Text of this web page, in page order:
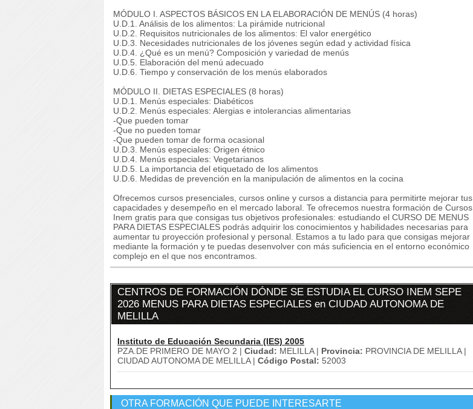
MÓDULO I. ASPECTOS BÁSICOS EN LA ELABORACIÓN DE MENÚS (4 horas)
U.D.1. Análisis de los alimentos: La pirámide nutricional
U.D.2. Requisitos nutricionales de los alimentos: El valor energético
U.D.3. Necesidades nutricionales de los jóvenes según edad y actividad física
U.D.4. ¿Qué es un menú? Composición y variedad de menús
U.D.5. Elaboración del menú adecuado
U.D.6. Tiempo y conservación de los menús elaborados
MÓDULO II. DIETAS ESPECIALES (8 horas)
U.D.1. Menús especiales: Diabéticos
U.D.2. Menús especiales: Alergias e intolerancias alimentarias
-Que pueden tomar
-Que no pueden tomar
-Que pueden tomar de forma ocasional
U.D.3. Menús especiales: Origen étnico
U.D.4. Menús especiales: Vegetarianos
U.D.5. La importancia del etiquetado de los alimentos
U.D.6. Medidas de prevención en la manipulación de alimentos en la cocina
Ofrecemos cursos presenciales, cursos online y cursos a distancia para permitirte mejorar tus
capacidades y desempeño en el mercado laboral. Te ofrecemos nuestra formación de Cursos
Inem gratis para que consigas tus objetivos profesionales: estudiando el CURSO DE MENUS
PARA DIETAS ESPECIALES podrás adquirir los conocimientos y habilidades necesarias para
aumentar tu proyección profesional y personal. Estamos a tu lado para que consigas mejorar
mediante la formación y te puedas desenvolver con más suficiencia en el entorno económico
complejo en el que nos encontramos.
CENTROS DE FORMACIÓN DÓNDE SE ESTUDIA EL CURSO INEM SEPE
2026 MENUS PARA DIETAS ESPECIALES en CIUDAD AUTONOMA DE
MELILLA
Instituto de Educación Secundaria (IES) 2005
PZA.DE PRIMERO DE MAYO 2 | Ciudad: MELILLA | Provincia: PROVINCIA DE MELILLA |
CIUDAD AUTONOMA DE MELILLA | Código Postal: 52003
OTRA FORMACIÓN QUE PUEDE INTERESARTE